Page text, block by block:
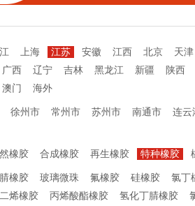
上海 江苏 安徽 江西 北京
天津
广西 辽宁 吉林 黑龙江 新疆
陕西
澳门 海外
徐州市 常州市 苏州市 南通市
连云
橡胶 合成橡胶 再生橡胶 特种橡胶
橡胶 玻璃微珠 氟橡胶 硅橡胶
氯丁
烯橡胶 丙烯酸酯橡胶 氢化丁腈橡胶